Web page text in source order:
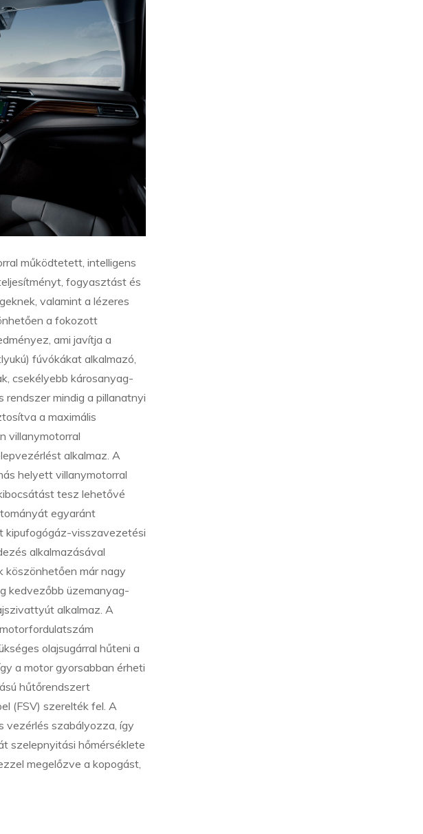
működtetett, intelligens
fogyasztást és
valamint a lézeres
a fokozott
ami javítja a
fúvókákat alkalmazó,
csekélyebb károsanyag-
mindig a pillanatnyi
a maximális
villanymotorral
alkalmaz. A
helyett villanymotorral
tesz lehetővé
egyaránt
kipufogógáz-visszavezetési
alkalmazásával
köszönhetően már nagy
kedvezőbb üzemanyag-
alkalmaz. A
olajsugárral hűteni a
a motor gyorsabban érheti
hűtőrendszert
(FSV) szerelték fel. A
vezérlés szabályozza, így
szelepnyitási hőmérséklete
megelőzve a kopogást,